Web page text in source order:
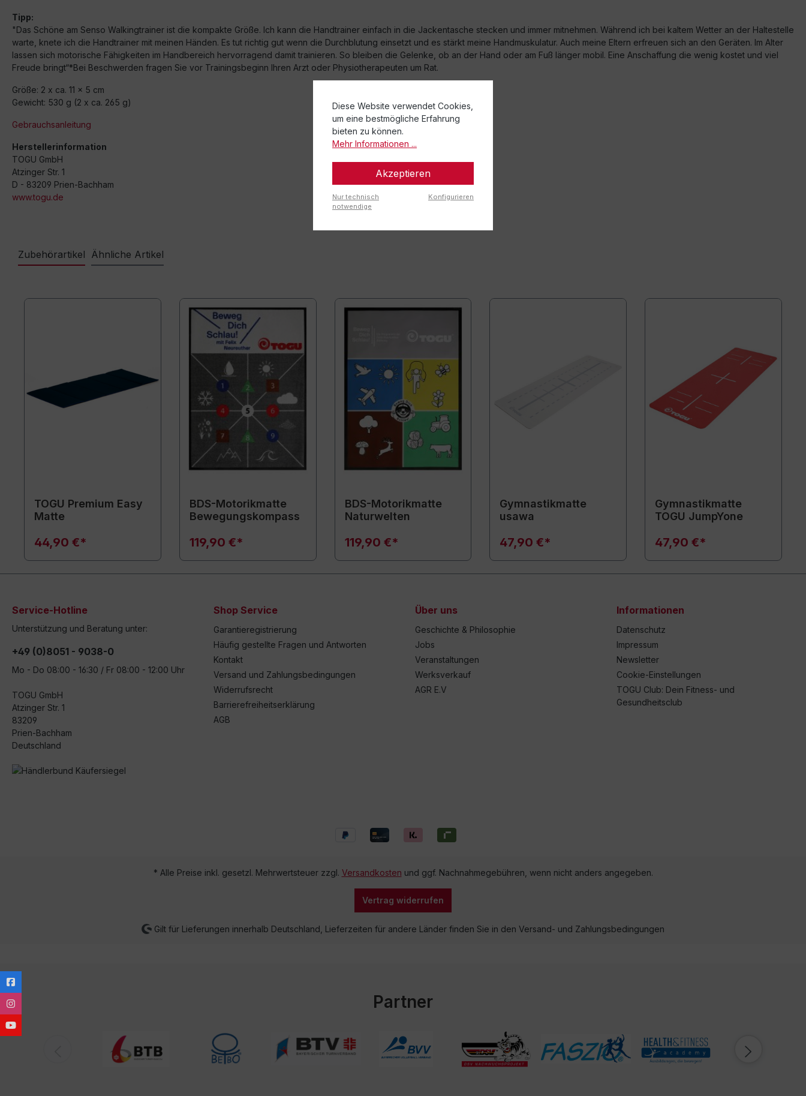
Tipp:
"Das Schöne am Senso Walkingtrainer ist die kompakte Größe. Ich kann die Handtrainer einfach in die Jackentasche stecken und immer mitnehmen. Während ich bei kaltem Wetter an der Haltestelle
warte, knete ich die Handtrainer mit meinen Händen. Es tut richtig gut wenn die Durchblutung einsetzt und es stärkt meine Handmuskulatur. Auch meine Eltern erfreuen sich an den Geräten. Im Alter
lassen sich motorische Fähigkeiten im Handbereich hervorragend damit trainieren. So bleiben die Gelenke, ob an der Hand oder am Fuß länger mobil. Eine Anschaffung die wenig kostet und viel
Freude bringt“*Bei Beschwerden fragen Sie vor Trainingsbeginn Ihren Arzt oder Physiotherapeuten um Rat.
Größe: 2 x ca. 11 x 5 cm
Gewicht: 530 g (2 x ca. 265 g)
Gebrauchsanleitung
Herstellerinformation
TOGU GmbH
Atzinger Str. 1
D - 83209 Prien-Bachham
www.togu.de
Zubehörartikel Ähnliche Artikel
TOGU Premium Easy
Matte
44,90 €*
BDS-Motorikmatte
Bewegungskompass
119,90 €*
BDS-Motorikmatte
Naturwelten
119,90 €*
Gymnastikmatte
usawa
47,90 €*
Gymnastikmatte
TOGU JumpYone
47,90 €*
Service-Hotline
Unterstützung und Beratung unter:
+49 (0)8051 - 9038-0
Mo - Do 08:00 - 16:30 / Fr 08:00 - 12:00 Uhr
TOGU GmbH
Atzinger Str. 1
83209
Prien-Bachham
Deutschland
Shop Service
Garantieregistrierung
Häufig gestellte Fragen und Antworten
Kontakt
Versand und Zahlungsbedingungen
Widerrufsrecht
Barrierefreiheitserklärung
AGB
Über uns
Geschichte & Philosophie
Jobs
Veranstaltungen
Werksverkauf
AGR E.V
Informationen
Datenschutz
Impressum
Newsletter
Cookie-Einstellungen
TOGU Club: Dein Fitness- und
Gesundheitsclub
* Alle Preise inkl. gesetzl. Mehrwertsteuer zzgl. Versandkosten und ggf. Nachnahmegebühren, wenn nicht anders angegeben.
Vertrag widerrufen
Gilt für Lieferungen innerhalb Deutschland, Lieferzeiten für andere Länder finden Sie in den Versand- und Zahlungsbedingungen
Partner
Diese Website verwendet Cookies,
um eine bestmögliche Erfahrung
bieten zu können.
Mehr Informationen ...
Akzeptieren
Nur technisch
notwendige
Konfigurieren